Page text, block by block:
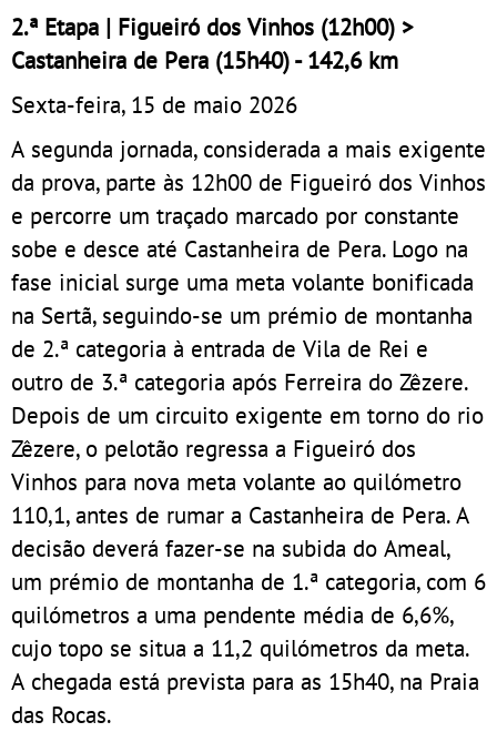
2.ª Etapa | Figueiró dos Vinhos (12h00) >
Castanheira de Pera (15h40) - 142,6 km
Sexta-feira, 15 de maio 2026
A segunda jornada, considerada a mais exigente
da prova, parte às 12h00 de Figueiró dos Vinhos
e percorre um traçado marcado por constante
sobe e desce até Castanheira de Pera. Logo na
fase inicial surge uma meta volante bonificada
na Sertã, seguindo-se um prémio de montanha
de 2.ª categoria à entrada de Vila de Rei e
outro de 3.ª categoria após Ferreira do Zêzere.
Depois de um circuito exigente em torno do rio
Zêzere, o pelotão regressa a Figueiró dos
Vinhos para nova meta volante ao quilómetro
110,1, antes de rumar a Castanheira de Pera. A
decisão deverá fazer-se na subida do Ameal,
um prémio de montanha de 1.ª categoria, com 6
quilómetros a uma pendente média de 6,6%,
cujo topo se situa a 11,2 quilómetros da meta.
A chegada está prevista para as 15h40, na Praia
das Rocas.